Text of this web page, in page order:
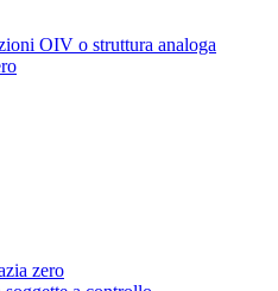
OIV o struttura analoga
zero